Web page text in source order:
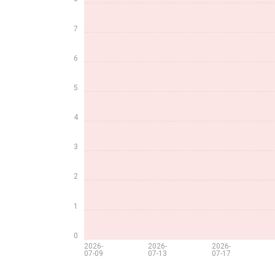
2026-
07-09
2026-
07-13
2026-
07-17
0
1
2
3
4
5
6
7